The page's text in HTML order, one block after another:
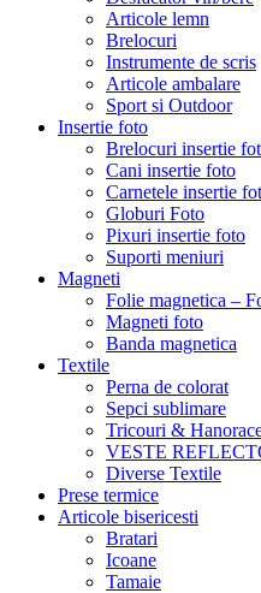
Articole lemn
Brelocuri
Instrumente de scris
Articole ambalare
Sport si Outdoor
Insertie foto
Brelocuri insertie
Cani insertie foto
Carnetele insertie
Globuri Foto
Pixuri insertie foto
Suporti meniuri
Magneti
Folie magnetica –
Magneti foto
Banda magnetica
Textile
Perna de colorat
Sepci sublimare
Tricouri &
VESTE
Diverse Textile
Prese termice
Articole bisericesti
Bratari
Icoane
Tamaie